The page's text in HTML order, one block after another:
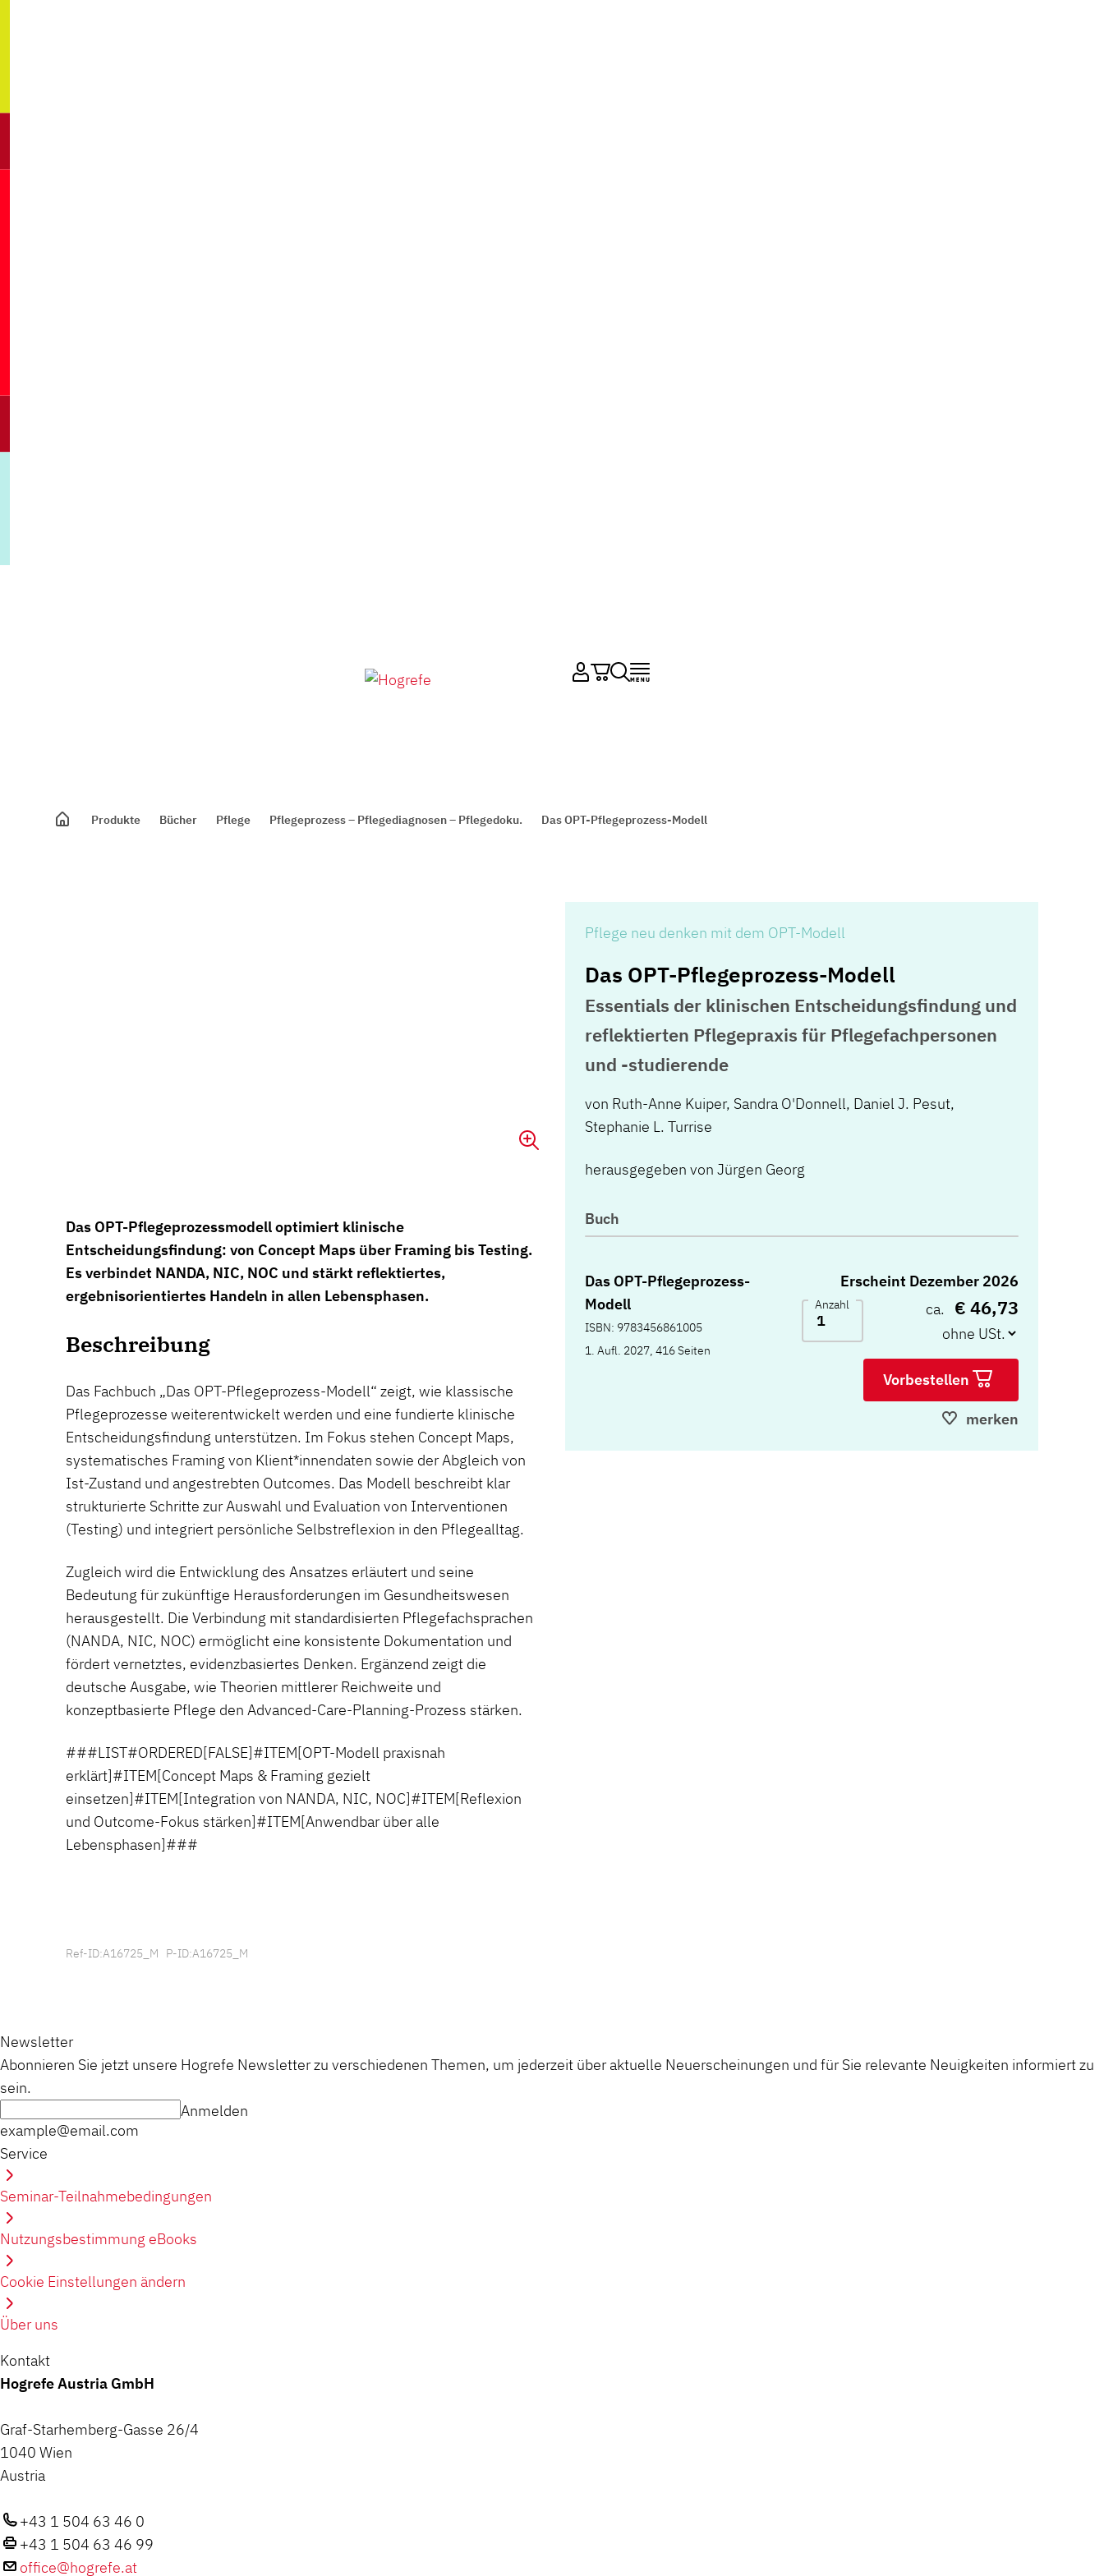
Produkte Bücher Pflege Pflegeprozess – Pflegediagnosen – Pflegedoku. Das OPT-Pflegeprozess-Modell
Pflege neu denken mit dem OPT-Modell
Das OPT-Pflegeprozess-Modell
Essentials der klinischen Entscheidungsfindung und
reflektierten Pflegepraxis für Pflegefachpersonen
und -studierende
von Ruth-Anne Kuiper, Sandra O'Donnell, Daniel J. Pesut,
Stephanie L. Turrise
herausgegeben von Jürgen Georg
Buch
Das OPT-Pflegeprozess-
Modell
ISBN: 9783456861005
1. Aufl. 2027, 416 Seiten
Erscheint Dezember 2026
Anzahl ca. € 46,73
Vorbestellen
merken
Das OPT-Pflegeprozessmodell optimiert klinische
Entscheidungsfindung: von Concept Maps über Framing bis Testing.
Es verbindet NANDA, NIC, NOC und stärkt reflektiertes,
ergebnisorientiertes Handeln in allen Lebensphasen.
Beschreibung
Das Fachbuch „Das OPT-Pflegeprozess-Modell“ zeigt, wie klassische
Pflegeprozesse weiterentwickelt werden und eine fundierte klinische
Entscheidungsfindung unterstützen. Im Fokus stehen Concept Maps,
systematisches Framing von Klient*innendaten sowie der Abgleich von
Ist-Zustand und angestrebten Outcomes. Das Modell beschreibt klar
strukturierte Schritte zur Auswahl und Evaluation von Interventionen
(Testing) und integriert persönliche Selbstreflexion in den Pflegealltag.
Zugleich wird die Entwicklung des Ansatzes erläutert und seine
Bedeutung für zukünftige Herausforderungen im Gesundheitswesen
herausgestellt. Die Verbindung mit standardisierten Pflegefachsprachen
(NANDA, NIC, NOC) ermöglicht eine konsistente Dokumentation und
fördert vernetztes, evidenzbasiertes Denken. Ergänzend zeigt die
deutsche Ausgabe, wie Theorien mittlerer Reichweite und
konzeptbasierte Pflege den Advanced-Care-Planning-Prozess stärken.
###LIST#ORDERED[FALSE]#ITEM[OPT-Modell praxisnah
erklärt]#ITEM[Concept Maps & Framing gezielt
einsetzen]#ITEM[Integration von NANDA, NIC, NOC]#ITEM[Reflexion
und Outcome-Fokus stärken]#ITEM[Anwendbar über alle
Lebensphasen]###
Ref-ID:A16725_M P-ID:A16725_M
Newsletter
Abonnieren Sie jetzt unsere Hogrefe Newsletter zu verschiedenen Themen, um jederzeit über aktuelle Neuerscheinungen und für Sie relevante Neuigkeiten informiert zu
sein.
example@email.com
Anmelden
Service
Seminar-Teilnahmebedingungen
Nutzungsbestimmung eBooks
Cookie Einstellungen ändern
Über uns
Kontakt
Hogrefe Austria GmbH
Graf-Starhemberg-Gasse 26/4
1040 Wien
Austria
+43 1 504 63 46 0
+43 1 504 63 46 99
office@hogrefe.at